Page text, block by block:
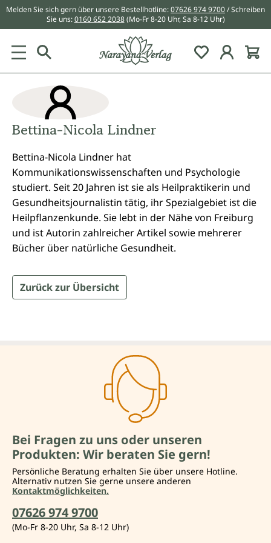
springen
Melden Sie sich gern über unsere Bestellhotline:07626 974 9700/ Schreiben
Sie uns:0160 652 2038 (Mo-Fr 8-20 Uhr, Sa 8-12 Uhr)
Du hast 0
Bettina-Nicola Lindner
Bettina-Nicola Lindner hat
Kommunikationswissenschaften und Psychologie
studiert. Seit 20 Jahren ist sie als Heilpraktikerin und
Gesundheitsjournalistin tätig, ihr Spezialgebiet ist die
Heilpflanzenkunde. Sie lebt in der Nähe von Freiburg
und ist Autorin zahlreicher Artikel sowie mehrerer
Bücher über natürliche Gesundheit.
Zurück zur Übersicht
Bei Fragen zu uns oder unseren
Produkten: Wir beraten Sie gern!
Persönliche Beratung erhalten Sie über unsere Hotline.
Alternativ nutzen Sie gerne unsere anderen
Kontaktmöglichkeiten.
07626 974 9700
(Mo-Fr 8-20 Uhr, Sa 8-12 Uhr)